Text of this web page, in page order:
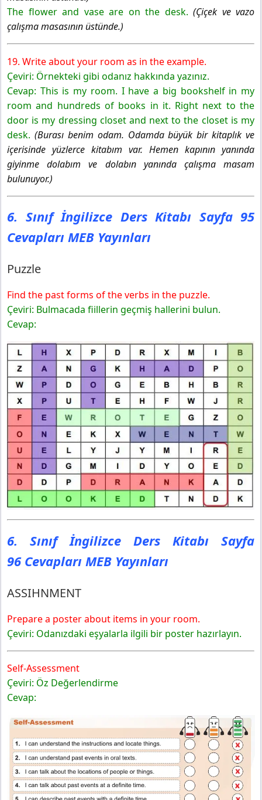
The flower and vase are on the desk. (Çiçek ve vazo
çalışma masasının üstünde.)
19. Write about your room as in the example.
Çeviri: Örnekteki gibi odanız hakkında yazınız.
Cevap: This is my room. I have a big bookshelf in my
room and hundreds of books in it. Right next to the
door is my dressing closet and next to the closet is my
desk. (Burası benim odam. Odamda büyük bir kitaplık ve
içerisinde yüzlerce kitabım var. Hemen kapının yanında
giyinme dolabım ve dolabın yanında çalışma masam
bulunuyor.)
6. Sınıf İngilizce Ders Kitabı Sayfa 95
Cevapları MEB Yayınları
Puzzle
Find the past forms of the verbs in the puzzle.
Çeviri: Bulmacada fiillerin geçmiş hallerini bulun.
Cevap:
6. Sınıf İngilizce Ders Kitabı Sayfa
96Cevapları MEB Yayınları
ASSIHNMENT
Prepare a poster about items in your room.
Çeviri: Odanızdaki eşyalarla ilgili bir poster hazırlayın.
Self-Assessment
Çeviri: Öz Değerlendirme
Cevap: